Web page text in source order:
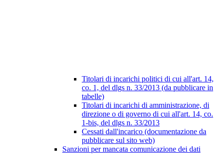
Titolari di incarichi politici di cui all'art. 14,
co. 1, del dlgs n. 33/2013 (da pubblicare in
tabelle)
Titolari di incarichi di amministrazione, di
direzione o di governo di cui all'art. 14, co.
1-bis, del dlgs n. 33/2013
Cessati dall'incarico (documentazione da
pubblicare sul sito web)
Sanzioni per mancata comunicazione dei dati